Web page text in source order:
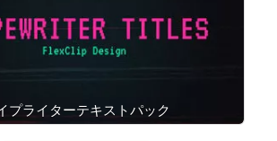
プライターテキストパック